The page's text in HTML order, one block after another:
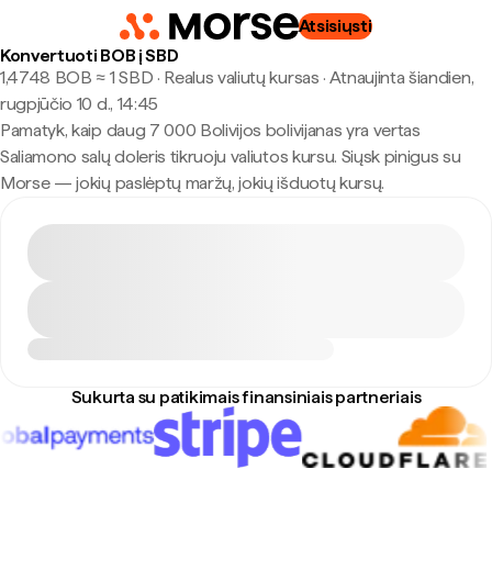
Atsisiųsti
Konvertuoti BOB į SBD
1,4748 BOB ≈ 1 SBD · Realus valiutų kursas · Atnaujinta šiandien,
rugpjūčio 10 d., 14:45
Pamatyk, kaip daug 7 000 Bolivijos bolivijanas yra vertas
Saliamono salų doleris tikruoju valiutos kursu. Siųsk pinigus su
Morse — jokių paslėptų maržų, jokių išduotų kursų.
Sukurta su patikimais finansiniais partneriais